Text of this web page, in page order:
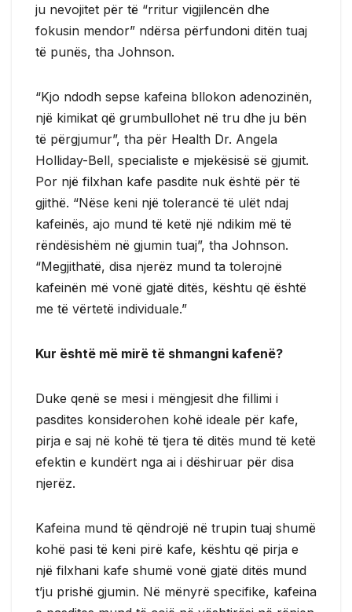
ju nevojitet për të “rritur vigjilencën dhe
fokusin mendor” ndërsa përfundoni ditën tuaj
të punës, tha Johnson.
“Kjo ndodh sepse kafeina bllokon adenozinën,
një kimikat që grumbullohet në tru dhe ju bën
të përgjumur”, tha për Health Dr. Angela
Holliday-Bell, specialiste e mjekësisë së gjumit.
Por një filxhan kafe pasdite nuk është për të
gjithë. “Nëse keni një tolerancë të ulët ndaj
kafeinës, ajo mund të ketë një ndikim më të
rëndësishëm në gjumin tuaj”, tha Johnson.
“Megjithatë, disa njerëz mund ta tolerojnë
kafeinën më vonë gjatë ditës, kështu që është
me të vërtetë individuale.”
Kur është më mirë të shmangni kafenë?
Duke qenë se mesi i mëngjesit dhe fillimi i
pasdites konsiderohen kohë ideale për kafe,
pirja e saj në kohë të tjera të ditës mund të ketë
efektin e kundërt nga ai i dëshiruar për disa
njerëz.
Kafeina mund të qëndrojë në trupin tuaj shumë
kohë pasi të keni pirë kafe, kështu që pirja e
një filxhani kafe shumë vonë gjatë ditës mund
t’ju prishë gjumin. Në mënyrë specifike, kafeina